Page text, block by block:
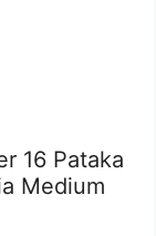
16 Pataka
Medium